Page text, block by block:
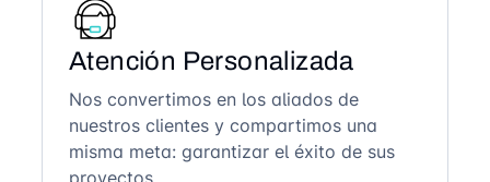
Atención Personalizada
Nos convertimos en los aliados de
nuestros clientes y compartimos una
misma meta: garantizar el éxito de sus
proyectos.